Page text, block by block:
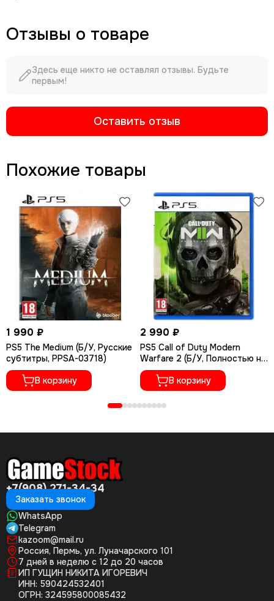
Отзывы о товаре
Здесь еще никто не оставлял отзывы. Будьте
первым!
Оставить отзыв
Похожие товары
1 990 ₽
PS5 The Medium (Б/У, Русские
субтитры, PPSA-03718)
В корзину
2 990 ₽
PS5 Call of Duty Modern
Warfare 2 (Б/У, Полностью на
русском языке, PPSA-08018)
В корзину
+7(908) 271-34-34
Заказать звонок
WhatsApp
Telegram
kazoom@mail.ru
Россия, Пермь, ул. Луначарского 101
7 дней в неделю с 12 до 20 часов
ИП ГУЩИН НИКИТА ИГОРЕВИЧ
ИНН: 590424532401
ОГРН: 324595800085432